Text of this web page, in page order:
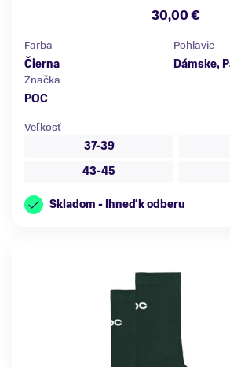
30,00 €
Farba
Čierna
Pohlavie
Dámske,
Značka
POC
Veľkosť
37-39
43-45
Skladom - Ihneď k odberu